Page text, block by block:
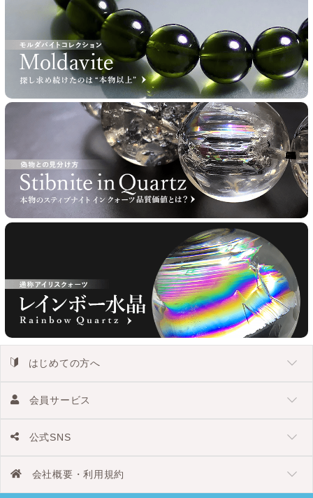
はじめての方へ
会員サービス
公式SNS
会社概要・利用規約